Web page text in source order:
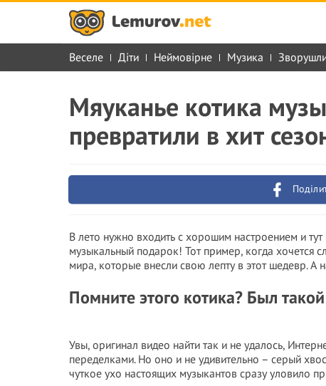
Веселе Діти Неймовірне Музика
Мяуканье котика
превратили в хит
В лето нужно входить с хорошим настроением и
музыкальный подарок! Тот пример, когда хочется
мира, которые внесли свою лепту в этот шедевр. А
Помните этого котика? Был
Увы, оригинал видео найти так и не удалось,
переделками. Но оно и не удивительно – серый
чуткое ухо настоящих музыкантов сразу уловило